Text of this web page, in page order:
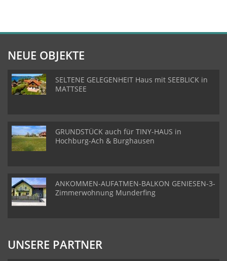
NEUE OBJEKTE
SELTENE GELEGENHEIT Haus mit SEEBLICK in
MATTSEE
GRUNDSTÜCK auch für TINY-HAUS in
Hochburg-Ach & Burghausen
ANKOMMEN-AUFATMEN-BALKON GENIESEN-3-
Zimmerwohnung Munderfing
UNSERE PARTNER